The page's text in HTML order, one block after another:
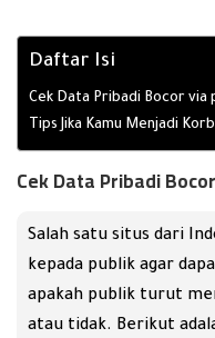
Daftar Isi
Cek Data Pribadi Bocor via
Tips Jika Kamu Menjadi
Cek Data Pribadi
Salah satu situs dari
kepada publik agar
apakah publik turut
atau tidak. Berikut